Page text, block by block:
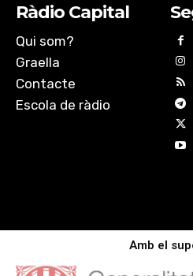
Ràdio Capital
Qui som?
Graella
Contacte
Escola de ràdio
Amb el